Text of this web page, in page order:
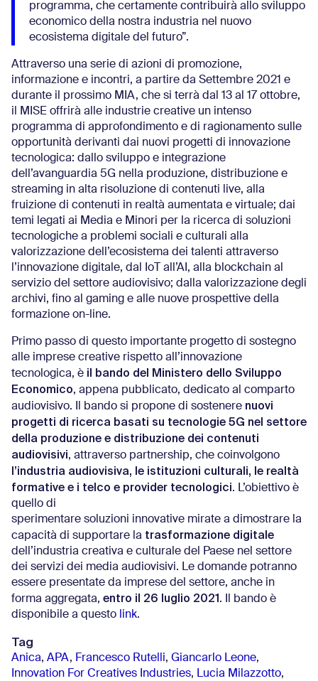
programma, che certamente contribuirà allo sviluppo
economico della nostra industria nel nuovo
ecosistema digitale del futuro”.
Attraverso una serie di azioni di promozione,
informazione e incontri, a partire da Settembre 2021 e
durante il prossimo MIA, che si terrà dal 13 al 17 ottobre,
il MISE offrirà alle industrie creative un intenso
programma di approfondimento e di ragionamento sulle
opportunità derivanti dai nuovi progetti di innovazione
tecnologica: dallo sviluppo e integrazione
dell’avanguardia 5G nella produzione, distribuzione e
streaming in alta risoluzione di contenuti live, alla
fruizione di contenuti in realtà aumentata e virtuale; dai
temi legati ai Media e Minori per la ricerca di soluzioni
tecnologiche a problemi sociali e culturali alla
valorizzazione dell’ecosistema dei talenti attraverso
l’innovazione digitale, dal IoT all’AI, alla blockchain al
servizio del settore audiovisivo; dalla valorizzazione degli
archivi, fino al gaming e alle nuove prospettive della
formazione on-line.
Primo passo di questo importante progetto di sostegno
alle imprese creative rispetto all’innovazione
tecnologica, è il bando del Ministero dello Sviluppo
Economico, appena pubblicato, dedicato al comparto
audiovisivo. Il bando si propone di sostenere nuovi
progetti di ricerca basati su tecnologie 5G nel settore
della produzione e distribuzione dei contenuti
audiovisivi, attraverso partnership, che coinvolgono
l’industria audiovisiva, le istituzioni culturali, le realtà
formative e i telco e provider tecnologici. L’obiettivo è
quello di
sperimentare soluzioni innovative mirate a dimostrare la
capacità di supportare la trasformazione digitale
dell’industria creativa e culturale del Paese nel settore
dei servizi dei media audiovisivi. Le domande potranno
essere presentate da imprese del settore, anche in
forma aggregata, entro il 26 luglio 2021. Il bando è
disponibile a questo link.
Tag
Anica, APA, Francesco Rutelli, Giancarlo Leone,
Innovation For Creatives Industries, Lucia Milazzotto,